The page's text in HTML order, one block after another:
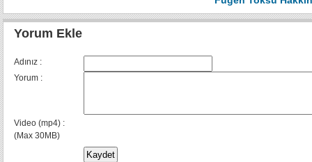
Yorum Ekle
Adınız :
Yorum :
Video (mp4) :
(Max 30MB)